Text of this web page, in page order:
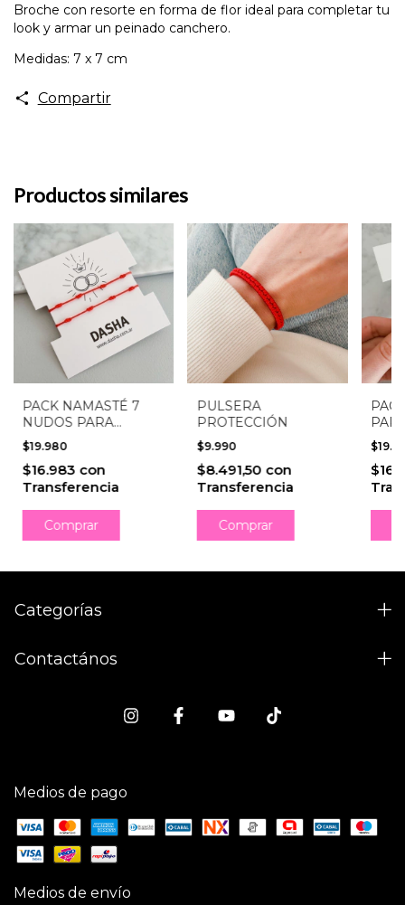
Broche con resorte en forma de flor ideal para completar tu
look y armar un peinado canchero.
Medidas: 7 x 7 cm
Compartir
Productos similares
PACK NAMASTÉ 7
NUDOS PARA
COMPARTIR
$19.980
$16.983 con
Transferencia
PULSERA
PROTECCIÓN
$9.990
$8.491,50 con
Transferencia
Categorías
Contactános
Medios de pago
Medios de envío